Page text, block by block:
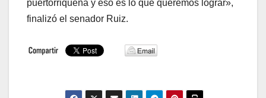
puertorriqueña y eso es lo que queremos lograr»,
finalizó el senador Ruiz.